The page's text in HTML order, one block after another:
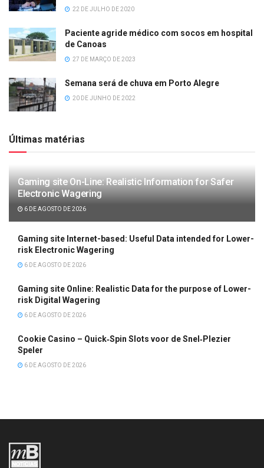
22 DE JULHO DE 2020
Paciente agride médico com socos em hospital
de Canoas
27 DE MARÇO DE 2023
Semana será de chuva em Porto Alegre
20 DE JUNHO DE 2022
Últimas matérias
Gaming site On-Line: Realistic Information for Safer
Electronic Wagering
6 DE AGOSTO DE 2026
Gaming site Internet-based: Useful Data intended for Lower-
risk Electronic Wagering
6 DE AGOSTO DE 2026
Gaming site Online: Realistic Data for the purpose of Lower-
risk Digital Wagering
6 DE AGOSTO DE 2026
Cookie Casino – Quick‑Spin Slots voor de Snel‑Plezier
Speler
6 DE AGOSTO DE 2026